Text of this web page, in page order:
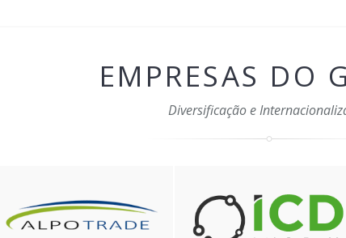
EMPRESAS DO
Diversificação e